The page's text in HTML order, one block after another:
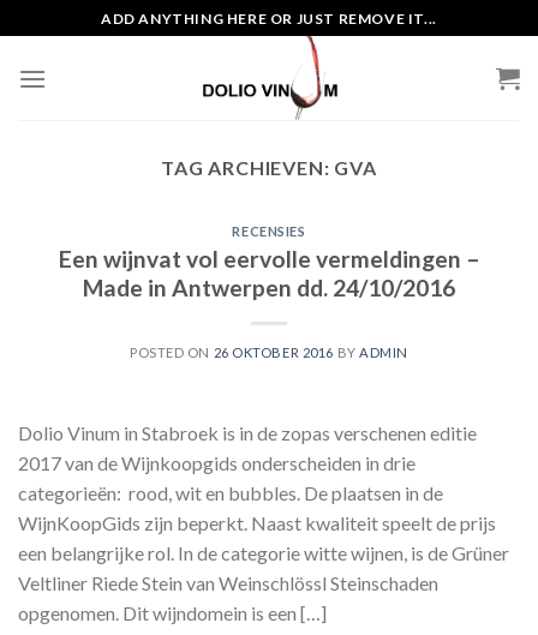
to
content
ADD ANYTHING HERE OR JUST REMOVE IT...
TAG ARCHIEVEN: GVA
RECENSIES
Een wijnvat vol eervolle vermeldingen –
Made in Antwerpen dd. 24/10/2016
POSTED ON 26 OKTOBER 2016 BY ADMIN
Dolio Vinum in Stabroek is in de zopas verschenen editie
2017 van de Wijnkoopgids onderscheiden in drie
categorieën: rood, wit en bubbles. De plaatsen in de
WijnKoopGids zijn beperkt. Naast kwaliteit speelt de prijs
een belangrijke rol. In de categorie witte wijnen, is de Grüner
Veltliner Riede Stein van Weinschlössl Steinschaden
opgenomen. Dit wijndomein is een […]